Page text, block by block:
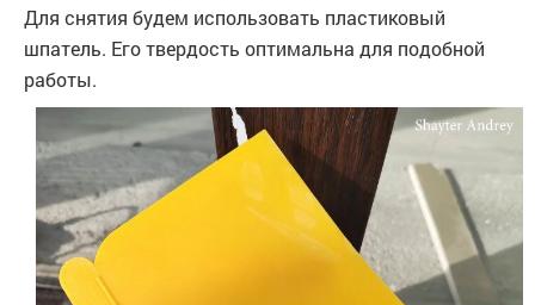
Для снятия будем использовать пластиковый
шпатель. Его твердость оптимальна для подобной
работы.